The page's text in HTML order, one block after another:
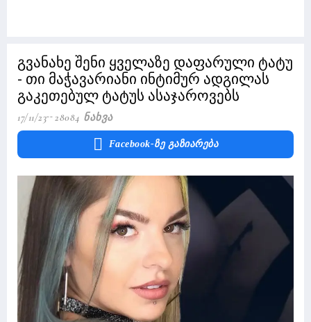
გვანახე შენი ყველაზე დაფარული ტატუ
- თი მაჭავარიანი ინტიმურ ადგილას
გაკეთებულ ტატუს ასაჯაროვებს
17/11/23 28084 Ნახვა
Facebook-Ზე Გაზიარება